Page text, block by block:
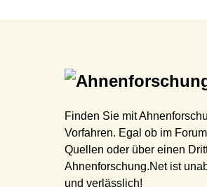
Finden Sie mit
Vorfahren. Egal ob im
Quellen oder über einen
Ahnenforschung.Net ist
und verlässlich!